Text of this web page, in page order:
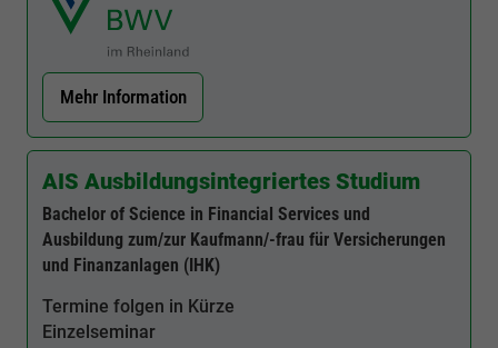
Mehr Information
AIS Ausbildungsintegriertes Studium
Bachelor of Science in Financial Services und
Ausbildung zum/zur Kaufmann/-frau für Versicherungen
und Finanzanlagen (IHK)
Termine folgen in Kürze
Einzelseminar